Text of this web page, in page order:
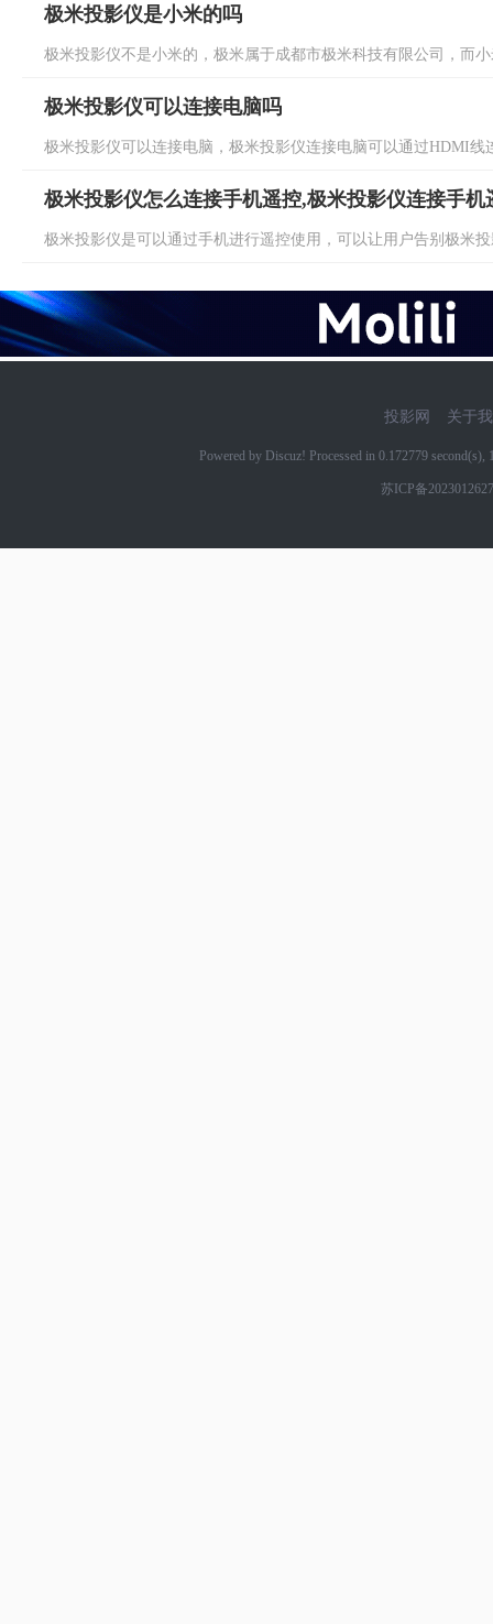
极米投影仪是小米的吗
极米投影仪不是小米的，极米属于成都市极米科技有限公司，而
极米投影仪可以连接电脑吗
极米投影仪可以连接电脑，极米投影仪连接电脑可以通过HDMI
极米投影仪怎么连接手机遥控,极米投影仪连接手机
极米投影仪是可以通过手机进行遥控使用，可以让用户告别极米
投影网 关于
Powered by Discuz! Processed in 0.172779
苏ICP备